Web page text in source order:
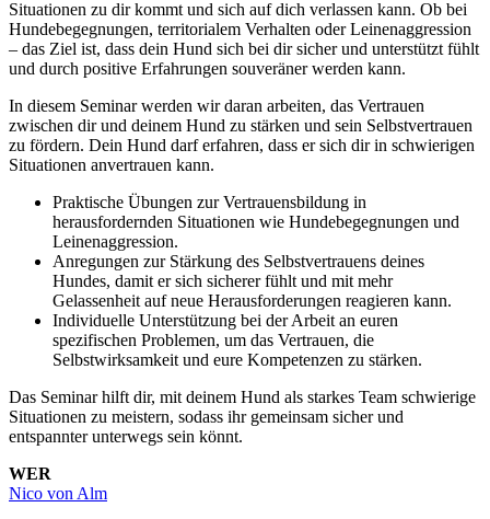
Situationen zu dir kommt und sich auf dich verlassen kann. Ob bei
Hundebegegnungen, territorialem Verhalten oder Leinenaggression
– das Ziel ist, dass dein Hund sich bei dir sicher und unterstützt fühlt
und durch positive Erfahrungen souveräner werden kann.
In diesem Seminar werden wir daran arbeiten, das Vertrauen
zwischen dir und deinem Hund zu stärken und sein Selbstvertrauen
zu fördern. Dein Hund darf erfahren, dass er sich dir in schwierigen
Situationen anvertrauen kann.
Praktische Übungen zur Vertrauensbildung in
herausfordernden Situationen wie Hundebegegnungen und
Leinenaggression.
Anregungen zur Stärkung des Selbstvertrauens deines
Hundes, damit er sich sicherer fühlt und mit mehr
Gelassenheit auf neue Herausforderungen reagieren kann.
Individuelle Unterstützung bei der Arbeit an euren
spezifischen Problemen, um das Vertrauen, die
Selbstwirksamkeit und eure Kompetenzen zu stärken.
Das Seminar hilft dir, mit deinem Hund als starkes Team schwierige
Situationen zu meistern, sodass ihr gemeinsam sicher und
entspannter unterwegs sein könnt.
WER
Nico von Alm